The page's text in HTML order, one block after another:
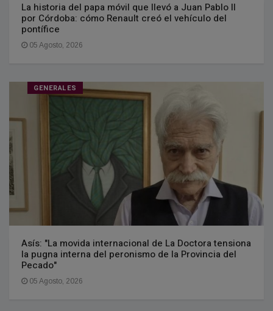
La historia del papa móvil que llevó a Juan Pablo II
por Córdoba: cómo Renault creó el vehículo del
pontífice
05 Agosto, 2026
GENERALES
Asís: "La movida internacional de La Doctora tensiona
la pugna interna del peronismo de la Provincia del
Pecado"
05 Agosto, 2026